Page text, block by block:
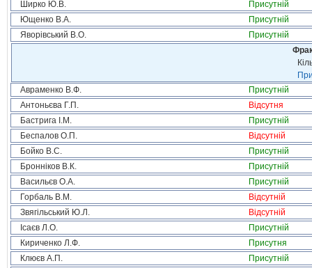
Ширко Ю.В.
Присутній
Ющенко В.А.
Присутній
Яворівський В.О.
Присутній
Авраменко В.Ф.
Присутній
Антоньєва Г.П.
Відсутня
Бастрига І.М.
Присутній
Беспалов О.П.
Відсутній
Бойко В.С.
Присутній
Бронніков В.К.
Присутній
Васильєв О.А.
Присутній
Горбаль В.М.
Відсутній
Звягільський Ю.Л.
Відсутній
Ісаєв Л.О.
Присутній
Кириченко Л.Ф.
Присутня
Клюєв А.П.
Присутній